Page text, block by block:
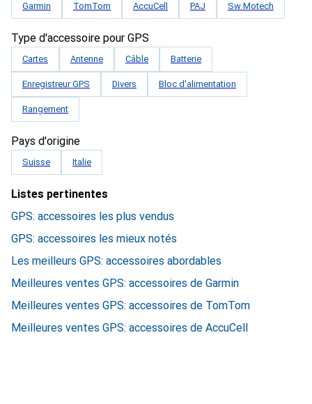
Garmin TomTom AccuCell PAJ Sw Motech
Type d'accessoire pour GPS
Cartes Antenne Câble Batterie
Enregistreur GPS Divers Bloc d'alimentation
Rangement
Pays d'origine
Suisse Italie
Listes pertinentes
GPS: accessoires les plus vendus
GPS: accessoires les mieux notés
Les meilleurs GPS: accessoires abordables
Meilleures ventes GPS: accessoires de Garmin
Meilleures ventes GPS: accessoires de TomTom
Meilleures ventes GPS: accessoires de AccuCell